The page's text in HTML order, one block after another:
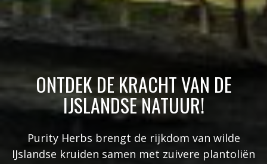
ONTDEK DE KRACHT VAN DE
IJSLANDSE NATUUR!
Purity Herbs brengt de rijkdom van wilde
IJslandse kruiden samen met zuivere plantoliën